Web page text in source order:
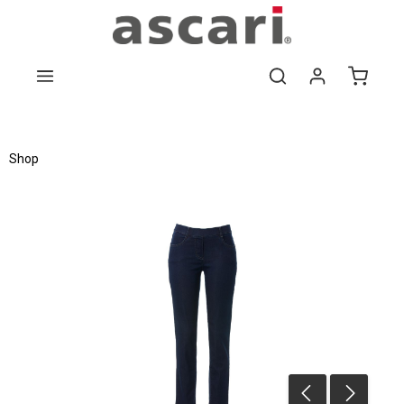
Zum Hauptinhalt springen
Shop